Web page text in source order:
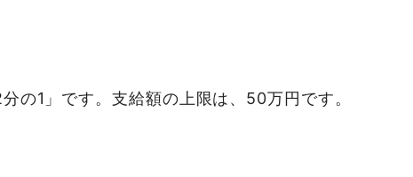
の1」です。支給額の上限は、50万円です。